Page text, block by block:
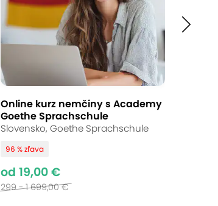
Online kurz nemčiny s Academy
Goethe Sprachschule
Slovensko, Goethe Sprachschule
96 % zľava
od 19,00 €
299 - 1 699,00 €